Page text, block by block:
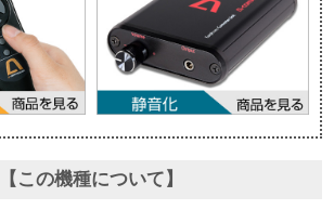
【この機種について】